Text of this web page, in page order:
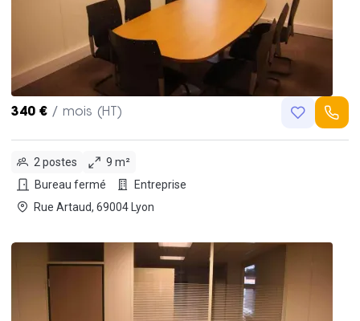
340 € / mois (HT)
2 postes
9 m²
Bureau fermé
Entreprise
Rue Artaud, 69004 Lyon